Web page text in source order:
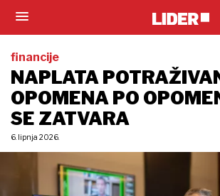
financije
NAPLATA
OPOMENA PO
SE ZATVARA
6. lipnja 2026.